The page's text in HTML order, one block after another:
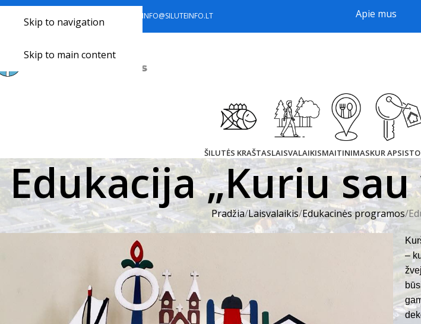
Skip to navigation
Skip to main content
INFO@SILUTEINFO.LT Apie mus
ŠILUTĖS KRAŠTASLAISVALAIKISMAITINIMASKUR
Edukacija „Kuriu
Pradžia Laisvalaikis Edukacinės programos
–